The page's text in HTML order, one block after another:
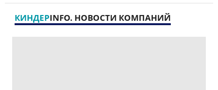
КИНДЕРINFO. НОВОСТИ КОМПАНИЙ